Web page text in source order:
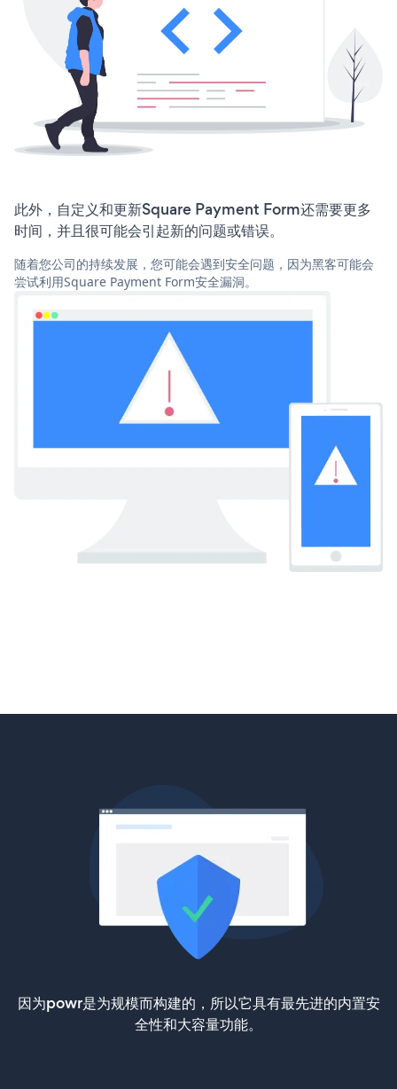
此外，自定义和更新Square Payment Form还需要更多
时间，并且很可能会引起新的问题或错误。
随着您公司的持续发展，您可能会遇到安全问题，因为黑客可能会
尝试利用Square Payment Form安全漏洞。
因为powr是为规模而构建的，所以它具有最先进的内置安
全性和大容量功能。